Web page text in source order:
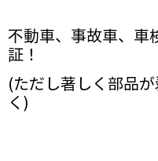
不動車、事故車、車
証！
(ただし著しく部品
く)